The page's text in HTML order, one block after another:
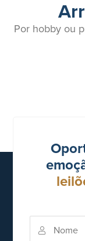
Por hobby ou